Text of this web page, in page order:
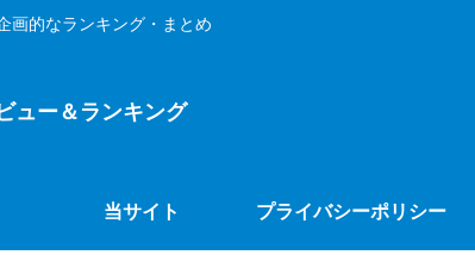
画的なランキング・まとめ
ュー＆ランキング
当サイト プライバシーポリシー